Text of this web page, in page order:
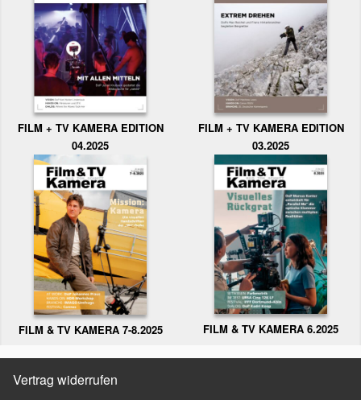
FILM + TV KAMERA EDITION
04.2025
FILM + TV KAMERA EDITION
03.2025
FILM & TV KAMERA 7-8.2025 FILM & TV KAMERA 6.2025
Vertrag widerrufen